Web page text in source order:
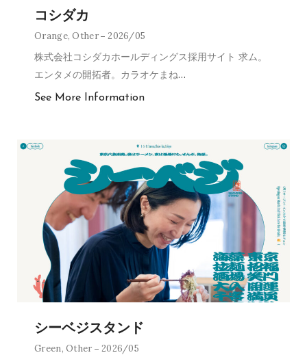
コシダカ
Orange,Other 2026/05
株式会社コシダカホールディングス採用サイト 求ム。
エンタメの開拓者。カラオケまね…
See More Information
シーベジスタンド
Green,Other 2026/05